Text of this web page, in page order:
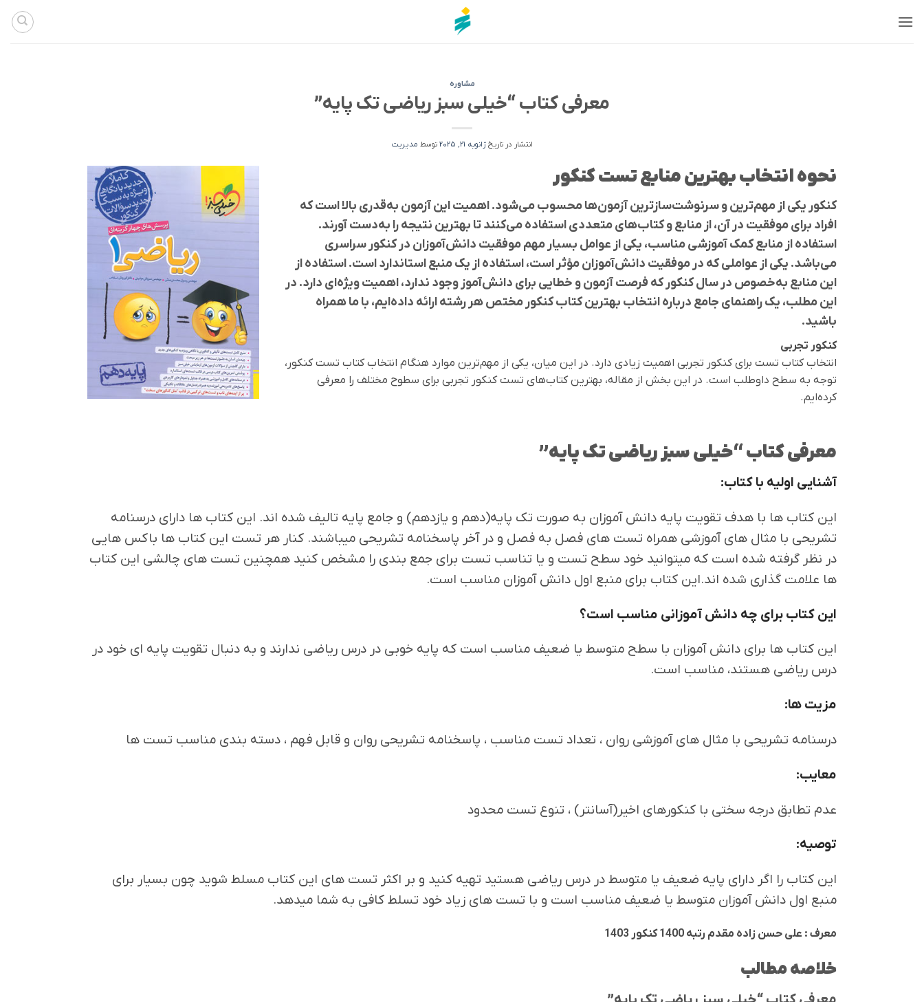
مشاوره
معرفی کتاب “خیلی سبز ریاضی تک پایه”
انتشار در تاریخژانویه 21, 2025 توسط مدیریت
نحوه انتخاب بهترین منابع تست کنکور
کنکور یکی از مهم‌ترین و سرنوشت‌سازترین آزمون‌ها محسوب می‌شود. اهمیت این آزمون به‌قدری بالا است که
افراد برای موفقیت در آن، از منابع و کتاب‌های متعددی استفاده می‌کنند تا بهترین نتیجه را به‌دست آورند.
استفاده از منابع کمک آموزشی مناسب، یکی از عوامل بسیار مهم موفقیت دانش‌آموزان در کنکور سراسری
می‌باشد. یکی از عواملی که در موفقیت دانش‌آموزان مؤثر است، استفاده از یک منبع استاندارد است. استفاده از
این منابع به‌خصوص در سال کنکور که فرصت آزمون و خطایی برای دانش‌آموز وجود ندارد، اهمیت ویژه‌ای دارد. در
این مطلب، یک راهنمای جامع درباره انتخاب بهترین کتاب کنکور مختص هر رشته ارائه داده‌ایم، با ما همراه
باشید.
کنکور تجربی
انتخاب کتاب تست برای کنکور تجربی اهمیت زیادی دارد. در این میان، یکی از مهم‌ترین موارد هنگام انتخاب کتاب تست کنکور،
توجه به سطح داوطلب است. در این بخش از مقاله، بهترین کتاب‌های تست کنکور تجربی برای سطوح مختلف را معرفی
کرده‌ایم.
معرفی کتاب “خیلی سبز ریاضی تک پایه”
آشنایی اولیه با کتاب:
این کتاب ها با هدف تقویت پایه دانش آموزان به صورت تک پایه(دهم و یازدهم) و جامع پایه تالیف شده اند. این کتاب ها دارای درسنامه
تشریحی با مثال های آموزشی همراه تست های فصل به فصل و در آخر پاسخنامه تشریحی میباشند. کنار هر تست این کتاب ها باکس هایی
در نظر گرفته شده است که میتوانید خود سطح تست و یا تناسب تست برای جمع بندی را مشخص کنید همچنین تست های چالشی این کتاب
ها علامت گذاری شده اند.این کتاب برای منبع اول دانش آموزان مناسب است.
این کتاب برای چه دانش آموزانی مناسب است؟
این کتاب ها برای دانش آموزان با سطح متوسط یا ضعیف مناسب است که پایه خوبی در درس ریاضی ندارند و به دنبال تقویت پایه ای خود در
درس ریاضی هستند، مناسب است.
مزیت ها:
درسنامه تشریحی با مثال های آموزشی روان ، تعداد تست مناسب ، پاسخنامه تشریحی روان و قابل فهم ، دسته بندی مناسب تست ها
معایب:
عدم تطابق درجه سختی با کنکورهای اخیر(آسانتر) ، تنوع تست محدود
توصیه:
این کتاب را اگر دارای پایه ضعیف یا متوسط در درس ریاضی هستید تهیه کنید و بر اکثر تست های این کتاب مسلط شوید چون بسیار برای
منبع اول دانش آموزان متوسط یا ضعیف مناسب است و با تست های زیاد خود تسلط کافی به شما میدهد.
معرف : علی حسن زاده مقدم رتبه 1400 کنکور 1403
خلاصه مطالب